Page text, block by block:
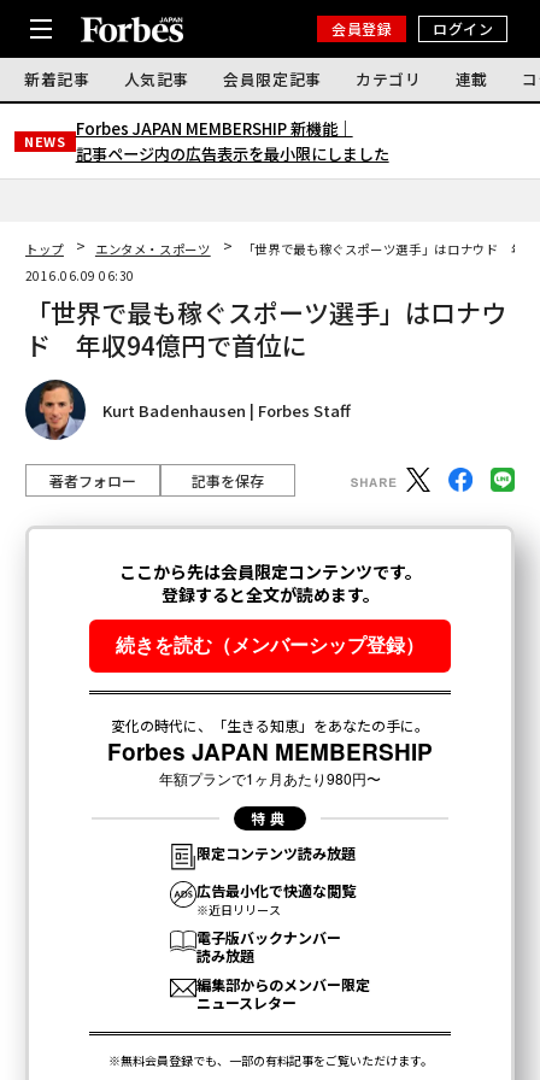
会員登録 ログイン
新着記事 人気記事 会員限定記事 カテゴリ 連載
NEWS
Forbes JAPAN MEMBERSHIP 新機能｜
記事ページ内の広告表示を最小限にしました
トップ エンタメ・スポーツ
「世界で最も稼ぐスポーツ選手」はロナウド 年
2016.06.09 06:30
「世界で最も稼ぐスポーツ選手」はロナウ
ド 年収94億円で首位に
Kurt Badenhausen | Forbes Staff
著者フォロー 記事を保存